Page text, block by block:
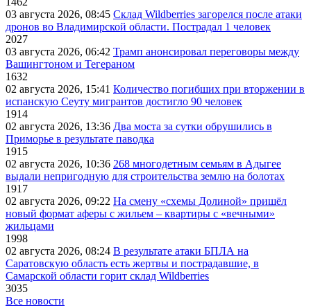
03 августа 2026, 08:45 Склад Wildberries загорелся после атаки
дронов во Владимирской области. Пострадал 1 человек
2027
03 августа 2026, 06:42 Трамп анонсировал переговоры между
Вашингтоном и Тегераном
1632
02 августа 2026, 15:41 Количество погибших при вторжении в
испанскую Сеуту мигрантов достигло 90 человек
1914
02 августа 2026, 13:36 Два моста за сутки обрушились в
Приморье в результате паводка
1915
02 августа 2026, 10:36 268 многодетным семьям в Адыгее
выдали непригодную для строительства землю на болотах
1917
02 августа 2026, 09:22 На смену «схемы Долиной» пришёл
новый формат аферы с жильем – квартиры с «вечными»
жильцами
1998
02 августа 2026, 08:24 В результате атаки БПЛА на
Саратовскую область есть жертвы и пострадавшие, в
Самарской области горит склад Wildberries
3035
Все новости